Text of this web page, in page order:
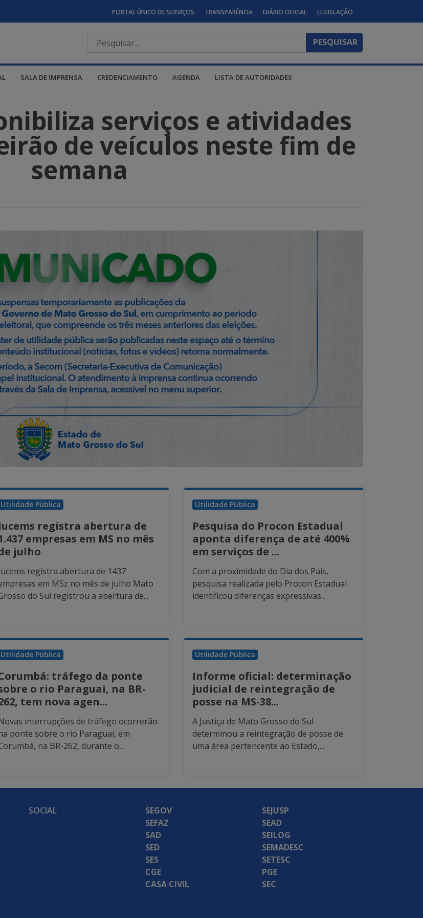
PORTAL ÚNICO DE SERVIÇOS TRANSPARÊNCIA DIÁRIO OFICIAL LEGISLAÇÃO
SALA DE IMPRENSA CREDENCIAMENTO AGENDA LISTA DE AUTORIDADES
serviços e atividades
de veículos neste fim de
semana
Utilidade Pública
registra abertura de
empresas em MS no mês
julho
registra abertura de 1437
em MSz no mês de julho Mato
do Sul registrou a abertura de...
Utilidade Pública
Pesquisa do Procon Estadual
aponta diferença de até 400%
em serviços de ...
Com a proximidade do Dia dos Pais,
pesquisa realizada pelo Procon Estadual
identificou diferenças expressivas...
Utilidade Pública
tráfego da ponte
o rio Paraguai, na BR-
tem nova agen...
interrupções de tráfego ocorrerão
ponte sobre o rio Paraguai, em
na BR-262, durante o...
Utilidade Pública
Informe oficial: determinação
judicial de reintegração de
posse na MS-38...
A Justiça de Mato Grosso do Sul
determinou a reintegração de posse de
uma área pertencente ao Estado,...
SOCIAL
SEGOV
SEFAZ
SAD
SED
SES
CGE
CASA CIVIL
SEJUSP
SEAD
SEILOG
SEMADESC
SETESC
PGE
SEC